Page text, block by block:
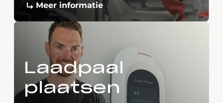
Meer informatie
Laadpaal
plaatsen